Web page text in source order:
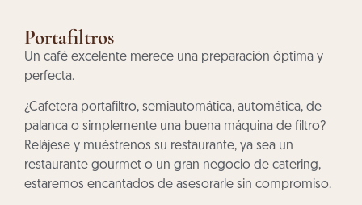
Portafiltros
Un café excelente merece una preparación óptima y
perfecta.
¿Cafetera portafiltro, semiautomática, automática, de
palanca o simplemente una buena máquina de filtro?
Relájese y muéstrenos su restaurante, ya sea un
restaurante gourmet o un gran negocio de catering,
estaremos encantados de asesorarle sin compromiso.